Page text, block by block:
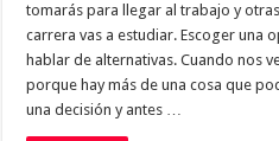
tomarás para llegar al trabajo y
carrera vas a estudiar. Escoger una
hablar de alternativas. Cuando nos
porque hay más de una cosa que
una decisión y antes …